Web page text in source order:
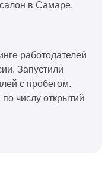
в Самаре.
работодателей
Запустили
с пробегом.
числу открытий